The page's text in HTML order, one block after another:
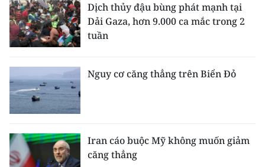
Dịch thủy đậu bùng phát mạnh tại
Dải Gaza, hơn 9.000 ca mắc trong 2
tuần
Nguy cơ căng thẳng trên Biển Đỏ
Iran cáo buộc Mỹ không muốn giảm
căng thẳng